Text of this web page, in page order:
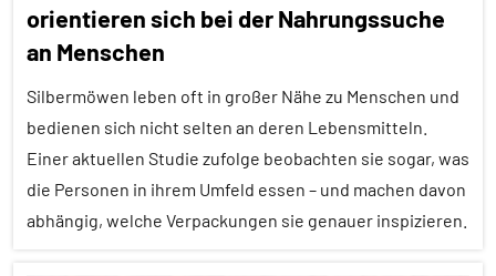
Ernährung
Forschung
aktuell
Fressfeinde
aller
Kürze
orientieren sich bei der Nahrungssuche
an Menschen
Silbermöwen leben oft in großer Nähe zu Menschen und
bedienen sich nicht selten an deren Lebensmitteln.
Einer aktuellen Studie zufolge beobachten sie sogar, was
die Personen in ihrem Umfeld essen – und machen davon
abhängig, welche Verpackungen sie genauer inspizieren.